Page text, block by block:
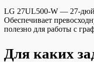
LG 27UL500-W — 27-
Обеспечивает
полезно для работы с
Для каких